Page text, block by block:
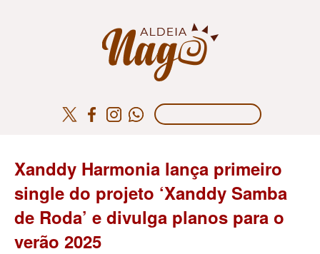
Xanddy Harmonia lança primeiro
single do projeto ‘Xanddy Samba
de Roda’ e divulga planos para o
verão 2025